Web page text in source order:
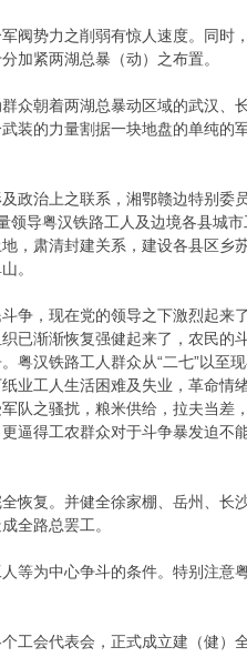
阀势力之削弱有惊人速度。同时
加紧两湖总暴（动）之布置。
众朝着两湖总暴动区域的武汉、
装的力量割据一块地盘的单纯的
政治上之联系，湘鄂赣边特别委
导粤汉铁路工人及边境各县城
，肃清封建关系，建设各县区乡
。
争，现在党的领导之下激烈起来
已渐渐恢复强健起来了，农民的
粤汉铁路工人群众从“二七”以至
业工人生活困难及失业，革命情
队之骚扰，粮米供给，拉夫当差
逼得工农群众对于斗争暴发迫不
恢复。并健全徐家棚、岳州、长
全路总罢工。
等为中心争斗的条件。特别注意
工会代表会，正式成立建（健）